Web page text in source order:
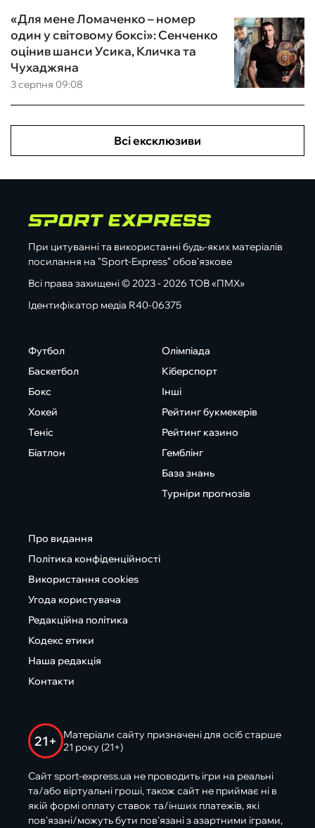
3 серпня 09:08
«Для мене Ломаченко – номер
один у світовому боксі»: Сенченко
оцінив шанси Усика, Кличка та
Чухаджяна
Всі ексклюзиви
При цитуванні та використанні будь-яких матеріалів
посилання на "Sport-Express" обов'язкове
Всі права захищені © 2023 - 2026 ТОВ «ПМХ»
Ідентифікатор медіа R40-06375
Футбол
Баскетбол
Бокс
Хокей
Теніс
Біатлон
Олімпіада
Кіберспорт
Інші
Рейтинг букмекерів
Рейтинг казино
Гемблінг
База знань
Турніри прогнозів
Про видання
Політика конфіденційності
Використання cookies
Угода користувача
Редакційна політика
Кодекс етики
Наша редакція
Контакти
21+
Матеріали сайту призначені для осіб старше
21 року (21+)
Сайт sport-express.ua не проводить ігри на реальні
та/або віртуальні гроші, також сайт не приймає ні в
якій формі оплату ставок та/інших платежів, які
пов’язані/можуть бути пов’язані з азартними іграми,